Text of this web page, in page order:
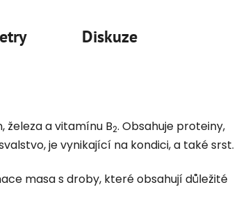
Diskuze
železa a vitamínu B2. Obsahuje proteiny,
je vynikající na kondici, a také srst.
masa s droby, které obsahují důležité